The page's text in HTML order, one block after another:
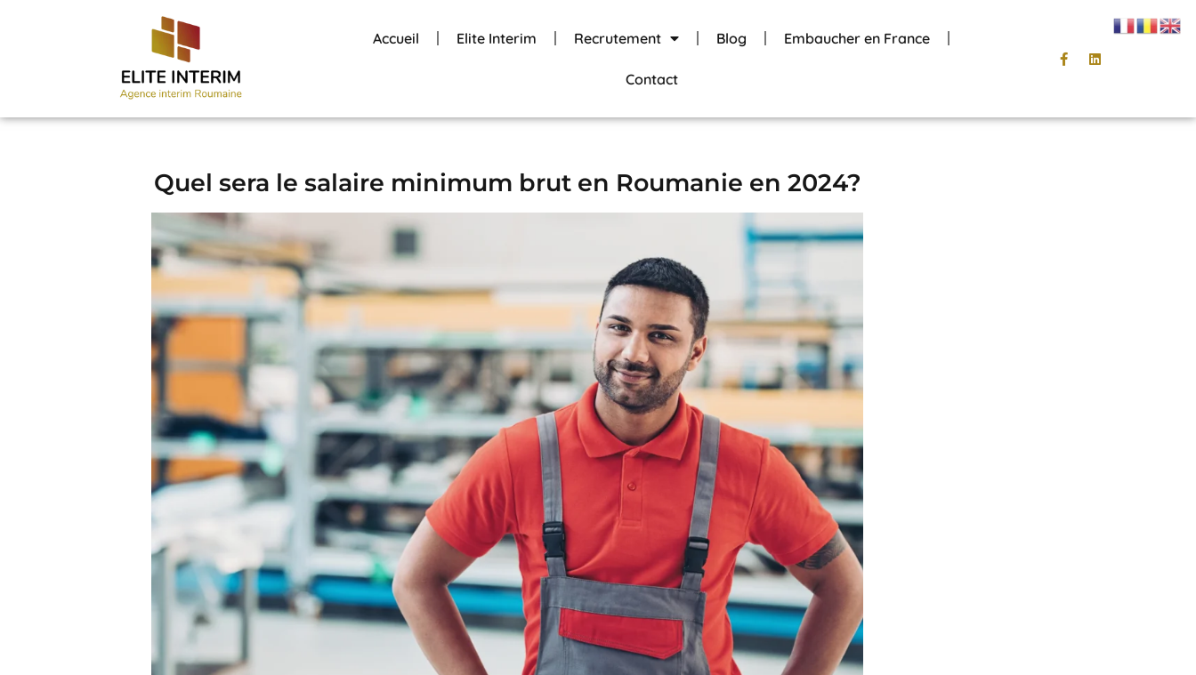
Accueil Elite Interim Recrutement Blog Embaucher en France
Contact
Quel sera le salaire minimum brut en Roumanie en 2024?